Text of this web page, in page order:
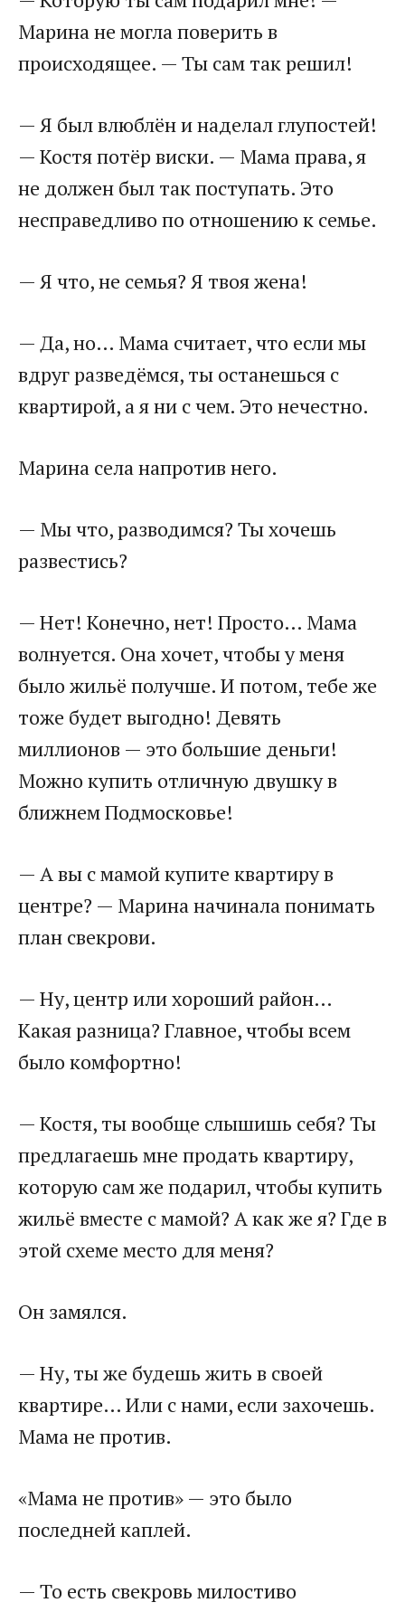
Марина не могла поверить в
происходящее. — Ты сам так решил!
— Я был влюблён и наделал глупостей!
— Костя потёр виски. — Мама права, я
не должен был так поступать. Это
несправедливо по отношению к семье.
— Я что, не семья? Я твоя жена!
— Да, но… Мама считает, что если мы
вдруг разведёмся, ты останешься с
квартирой, а я ни с чем. Это нечестно.
Марина села напротив него.
— Мы что, разводимся? Ты хочешь
развестись?
— Нет! Конечно, нет! Просто… Мама
волнуется. Она хочет, чтобы у меня
было жильё получше. И потом, тебе же
тоже будет выгодно! Девять
миллионов — это большие деньги!
Можно купить отличную двушку в
ближнем Подмосковье!
— А вы с мамой купите квартиру в
центре? — Марина начинала понимать
план свекрови.
— Ну, центр или хороший район…
Какая разница? Главное, чтобы всем
было комфортно!
— Костя, ты вообще слышишь себя? Ты
предлагаешь мне продать квартиру,
которую сам же подарил, чтобы купить
жильё вместе с мамой? А как же я? Где в
этой схеме место для меня?
Он замялся.
— Ну, ты же будешь жить в своей
квартире… Или с нами, если захочешь.
Мама не против.
«Мама не против» — это было
последней каплей.
— То есть свекровь милостиво